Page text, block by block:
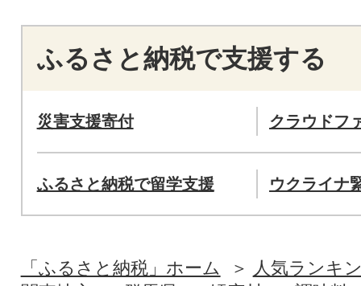
ふるさと納税で支援する
災害支援寄付 クラウドフ
ふるさと納税で留学支援 ウクライナ
「ふるさと納税」ホーム
人気ランキ